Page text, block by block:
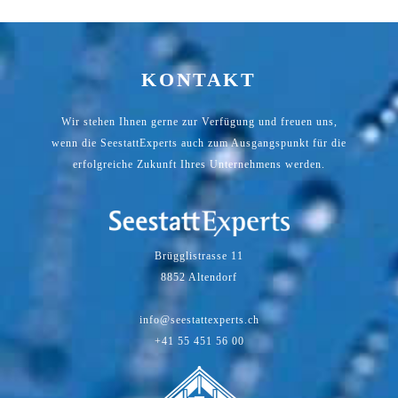
KONTAKT
Wir stehen Ihnen gerne zur Verfügung und freuen uns,
wenn die SeestattExperts auch zum Ausgangspunkt für die
erfolgreiche Zukunft Ihres Unternehmens werden.
Brügglistrasse 11
8852 Altendorf
info@seestattexperts.ch
+41 55 451 56 00